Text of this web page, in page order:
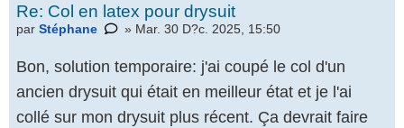
Re: Col en latex pour drysuit
par Stéphane » Mar. 30 D?c. 2025, 15:50
Bon, solution temporaire: j'ai coupé le col d'un
ancien drysuit qui était en meilleur état et je l'ai
collé sur mon drysuit plus récent. Ça devrait faire